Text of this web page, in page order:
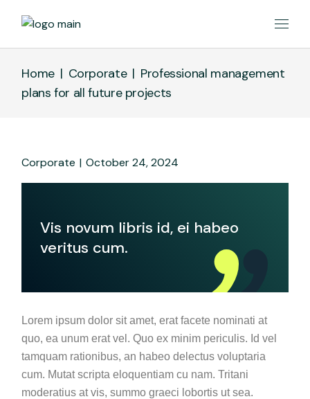
Home Corporate
Professional management
plans for all future projects
Corporate October 24, 2024
Vis novum libris id, ei habeo
veritus cum.
Lorem ipsum dolor sit amet, erat facete nominati at
quo, ea unum erat vel. Quo ex minim periculis. Id vel
tamquam rationibus, an habeo delectus voluptaria
cum. Mutat scripta eloquentiam cu nam. Tritani
moderatius at vis, summo graeci lobortis ut sea.